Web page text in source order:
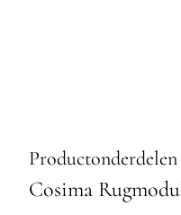
Productonderdelen
Cosima